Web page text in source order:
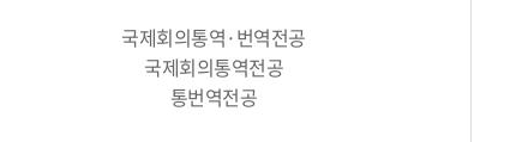
국제회의통역·번역전공
국제회의통역전공
통번역전공